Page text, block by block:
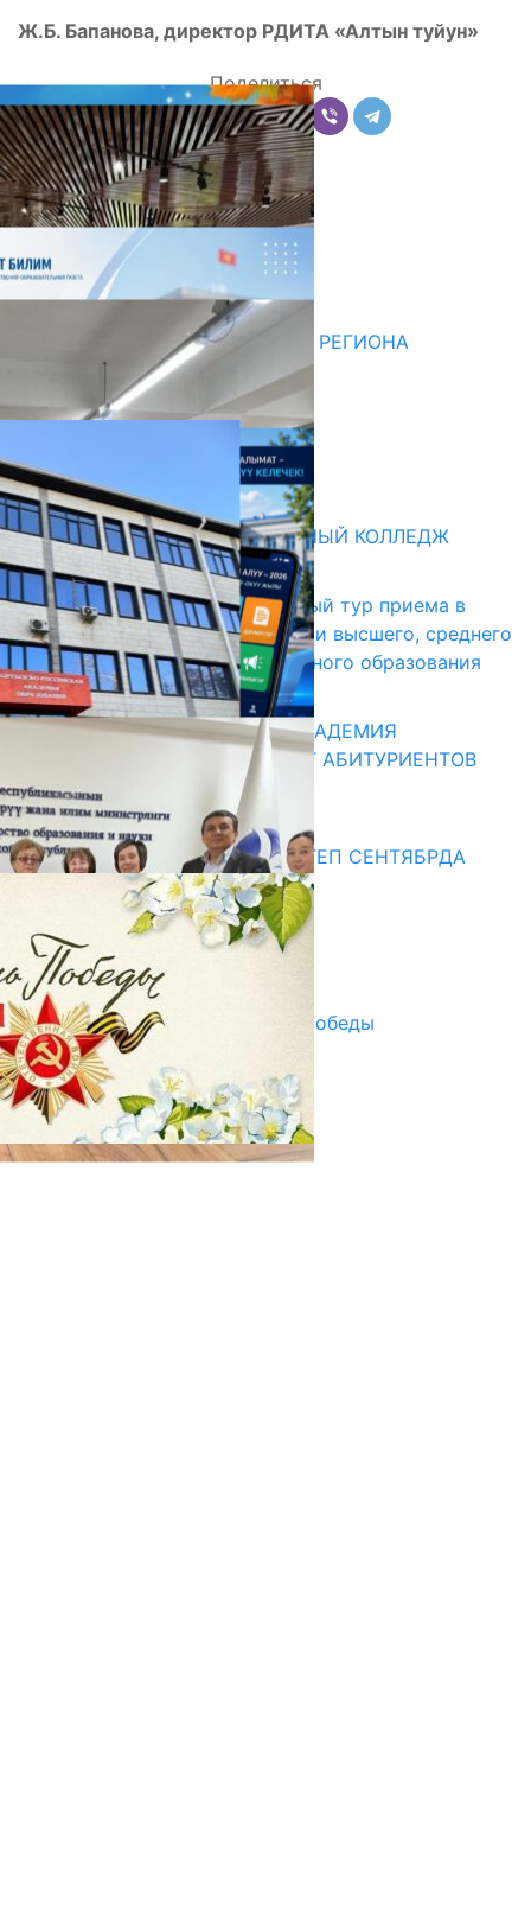
Ж.Б. Бапанова, директор РДИТА «Алтын туйун»
Поделиться
Комментарии
Последние новости
НЕДЕЛЯ В ОБЗОРЕ
07.08.2026
ДЛЯ МЕТОДИСТОВ ЮЖНОГО РЕГИОНА
НАЧАЛОСЬ ОБУЧЕНИЕ
05.08.2026
31.07.2026
Абитуриент
БИШКЕКСКИЙ УНИВЕРСАЛЬНЫЙ КОЛЛЕДЖ
17.07.2026
В Кыргызстане начался первый тур приема в
образовательные организации высшего, среднего
и начального профессионального образования
13.07.2026
КЫРГЫЗКО-РОССИЙСКАЯ АКАДЕМИЯ
ОБРАЗОВАНИЯ ПРИГЛАШАЕТ АБИТУРИЕНТОВ
10.07.2026
Медиа
СУЗАКТА 750 ОРУНДУУ МЕКТЕП СЕНТЯБРДА
ПАЙДАЛАНУУГА БЕРИЛЕТ
07.08.2025
Улуу Жеңиштин жандуу сөзү
29.04.2025
Награды в преддверии Дня Победы
29.04.2025